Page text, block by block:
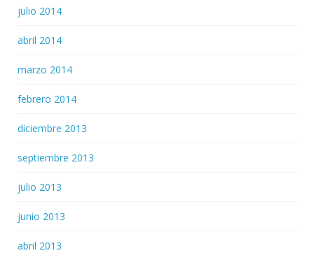
julio 2014
abril 2014
marzo 2014
febrero 2014
diciembre 2013
septiembre 2013
julio 2013
junio 2013
abril 2013